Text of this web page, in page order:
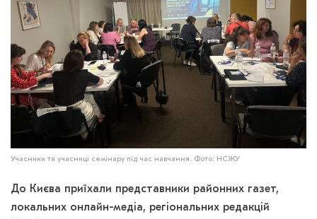
Учасники та учасниці семінару під час навчання. Фото: НСЖУ
До Києва приїхали представники районних газет,
локальних онлайн-медіа, регіональних редакцій